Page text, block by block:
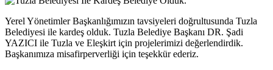
Yerel Yönetimler Başkanlığımızın tavsiyeleri doğrultusunda Tuzla
Belediyesi ile kardeş olduk. Tuzla Belediye Başkanı DR. Şadi
YAZICI ile Tuzla ve Eleşkirt için projelerimizi değerlendirdik.
Başkanımıza misafirperverliği için teşekkür ederiz.